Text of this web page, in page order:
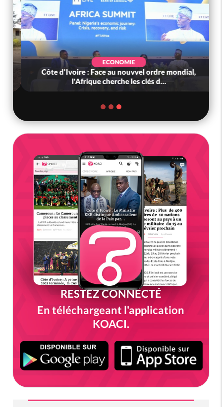
ECONOMIE
Côte d'Ivoire : Face au nouvvel ordre mondial,
l'Afrique cherche les clés d...
RESTEZ CONNECTÉ
En téléchargeant l'application
KOACI.